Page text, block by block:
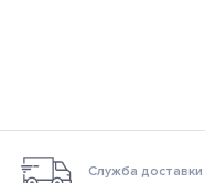
Служба доставки